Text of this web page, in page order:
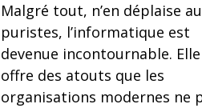
Malgré tout, n’en déplaise
puristes, l’informatique est
devenue incontournable. Elle
offre des atouts que les
organisations modernes ne